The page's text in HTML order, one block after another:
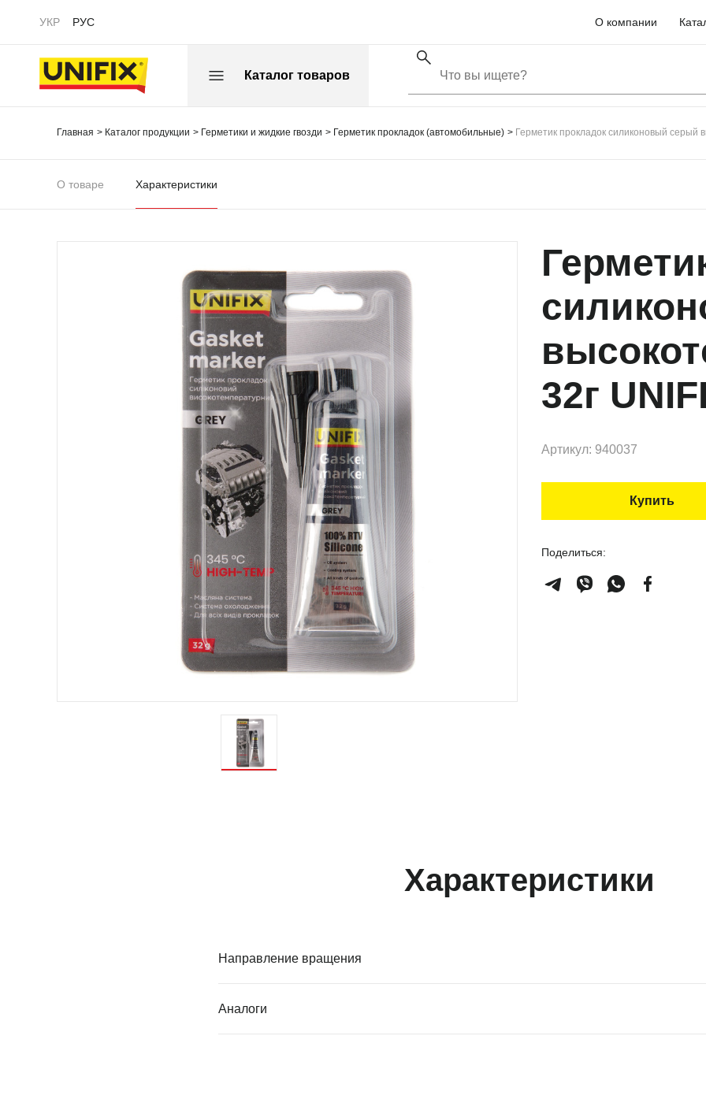
УКР РУС О компании
Каталог товаров
Главная Каталог продукции Герметики и жидкие гвозди Герметик прокладок (автомобильные) Герметик прокладок силиконовый серый
О товаре Характеристики
32г
Артикул: 940037
Купить
Поделиться:
Характеристики
Направление вращения
Аналоги